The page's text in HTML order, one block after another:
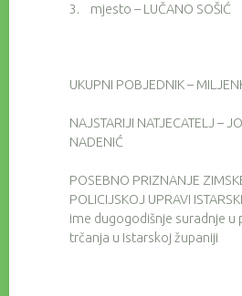
3. mjesto – LUČANO SOŠIĆ
UKUPNI POBJEDNIK –
NAJSTARIJI NATJECATELJ –
NADENIĆ
POSEBNO PRIZNANJE
POLICIJSKOJ UPRAVI
ime dugogodišnje suradnje u
trčanja u Istarskoj županiji